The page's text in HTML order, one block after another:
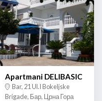
Apartmani DELIBASIC
Bar, 21 Ul.I Bokeljske
Brigade, Бар, Црна Гора